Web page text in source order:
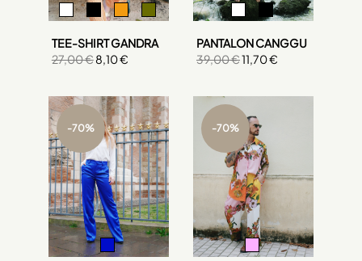
TEE-SHIRT GANDRA
27,00 €8,10 €
PANTALON CANGGU
39,00 €11,70 €
-70% -70%